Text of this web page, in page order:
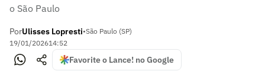
o São Paulo
PorUlisses Lopresti•São Paulo (SP)
19/01/202614:52
Favorite o Lance! no Google